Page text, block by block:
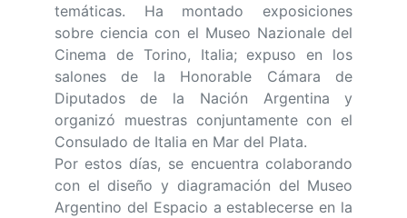
temáticas. Ha montado exposiciones
sobre ciencia con el Museo Nazionale del
Cinema de Torino, Italia; expuso en los
salones de la Honorable Cámara de
Diputados de la Nación Argentina y
organizó muestras conjuntamente con el
Consulado de Italia en Mar del Plata.
Por estos días, se encuentra colaborando
con el diseño y diagramación del Museo
Argentino del Espacio a establecerse en la